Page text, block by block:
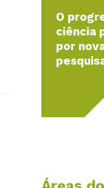
O
ciência
por